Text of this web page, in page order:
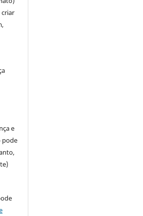
e
pode